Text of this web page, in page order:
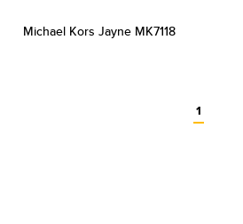
Michael Kors Jayne MK7118
1